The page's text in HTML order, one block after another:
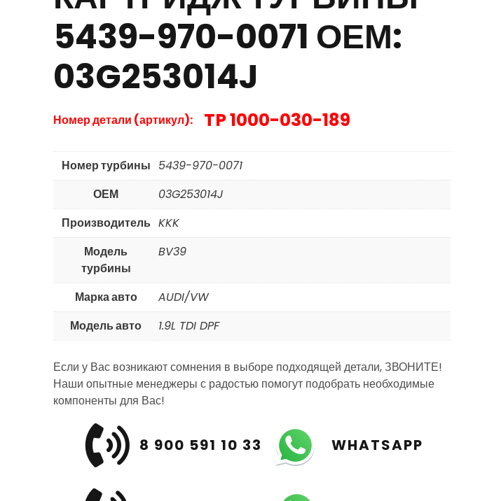
5439-970-0071 ОЕМ:
03G253014J
Номер детали (артикул): TP 1000-030-189
Номер турбины 5439-970-0071
ОЕМ
03G253014J
Производитель KKK
Модель
турбины
BV39
Марка авто
AUDI/VW
Модель авто
1.9L TDI DPF
Если у Вас возникают сомнения в выборе подходящей детали, ЗВОНИТЕ!
Наши опытные менеджеры с радостью помогут подобрать необходимые
компоненты для Вас!
8 900 591 10 33 WHATSAPP